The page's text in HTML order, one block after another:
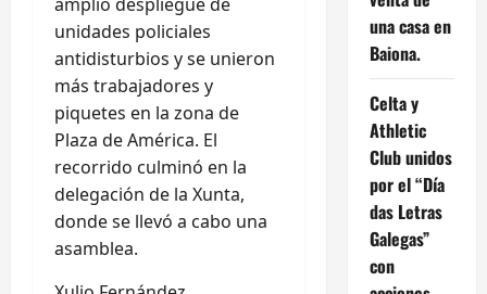
unidades policiales
antidisturbios y se unieron
más trabajadores y
piquetes en la zona de
Plaza de América. El
recorrido culminó en la
delegación de la Xunta,
donde se llevó a cabo una
asamblea.
una casa en
Baiona.
Celta y
Athletic
Club unidos
por el “Día
das Letras
Galegas”
con